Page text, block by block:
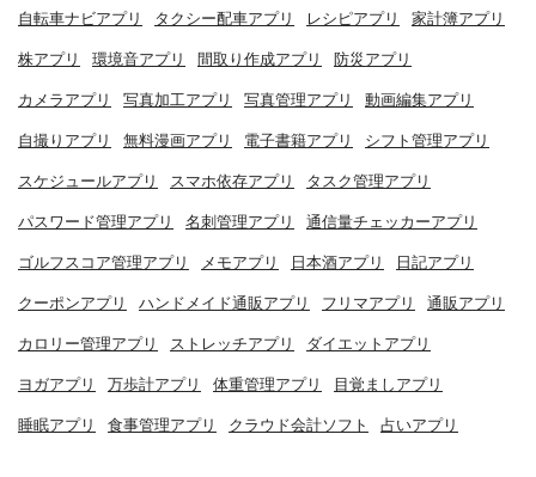
自転車ナビアプリ タクシー配車アプリ レシピアプリ 家計簿アプリ
株アプリ 環境音アプリ 間取り作成アプリ 防災アプリ
カメラアプリ 写真加工アプリ 写真管理アプリ 動画編集アプリ
自撮りアプリ 無料漫画アプリ 電子書籍アプリ シフト管理アプリ
スケジュールアプリ スマホ依存アプリ タスク管理アプリ
パスワード管理アプリ 名刺管理アプリ 通信量チェッカーアプリ
ゴルフスコア管理アプリ メモアプリ 日本酒アプリ 日記アプリ
クーポンアプリ ハンドメイド通販アプリ フリマアプリ 通販アプリ
カロリー管理アプリ ストレッチアプリ ダイエットアプリ
ヨガアプリ 万歩計アプリ 体重管理アプリ 目覚ましアプリ
睡眠アプリ 食事管理アプリ クラウド会計ソフト 占いアプリ